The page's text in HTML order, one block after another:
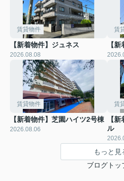
賃貸物件
【新着物件】ジュネス
2026.08.08
賃
【
賃貸物件
【新着物件】芝園ハイツ2号棟
2026.08.06
賃
【
ル
もっと見
ブログトッ